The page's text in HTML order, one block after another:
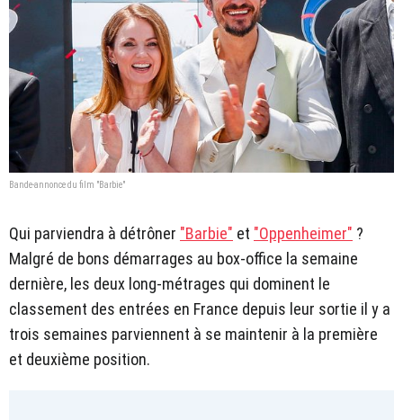
Bande-annonce du film "Barbie"
Qui parviendra à détrôner "Barbie" et "Oppenheimer" ?
Malgré de bons démarrages au box-office la semaine
dernière, les deux long-métrages qui dominent le
classement des entrées en France depuis leur sortie il y a
trois semaines parviennent à se maintenir à la première
et deuxième position.